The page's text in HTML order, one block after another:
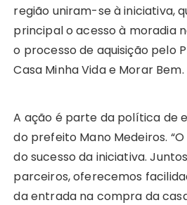
região uniram-se à iniciativa,
principal o acesso à moradia
o processo de aquisição pelo
Casa Minha Vida e Morar Bem.
A ação é parte da política de
do prefeito Mano Medeiros.
do sucesso da iniciativa.
parceiros, oferecemos
da entrada na compra da